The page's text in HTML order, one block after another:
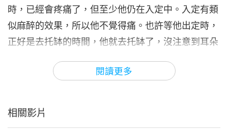
閱讀更多
時，已經會疼痛了，但至少他仍在入定中。入定有類
似麻醉的效果，所以他不覺得痛。也許等他出定時，
正好是去托缽的時間，他就去托缽了，沒注意到耳朵
深處，醫生必須使用工具，例如鑷子，把刺拔出來，
二年苦修期間，必須經歷的一切苦難至此結束。我們
相關影片